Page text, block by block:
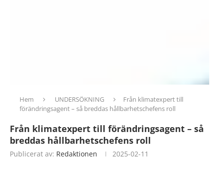
Hem UNDERSÖKNING
Från klimatexpert till
förändringsagent – så breddas hållbarhetschefens roll
Från klimatexpert till förändringsagent – så
breddas hållbarhetschefens roll
Publicerat av: Redaktionen 2025-02-11